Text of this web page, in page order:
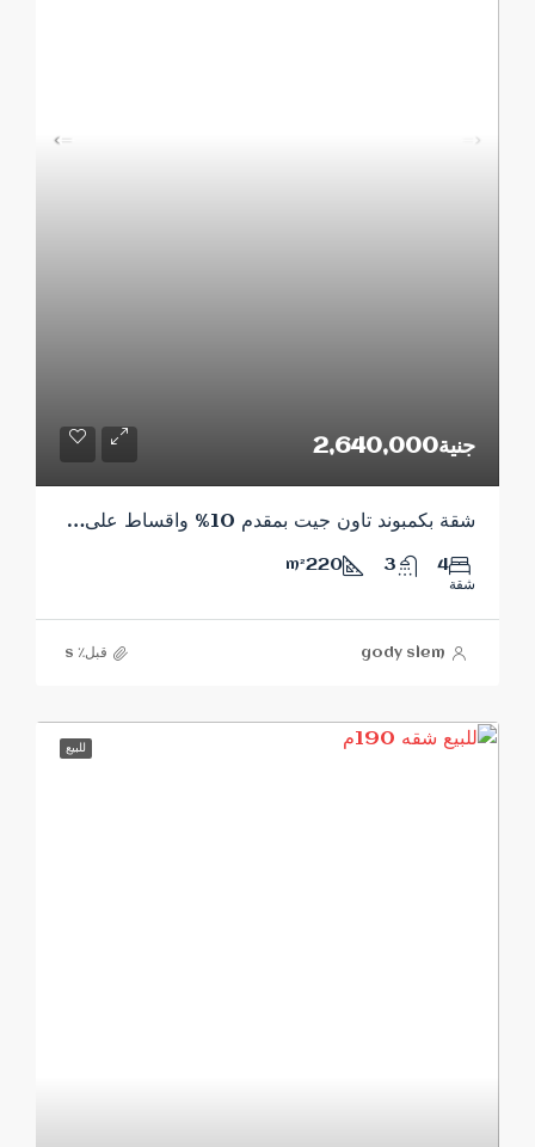
جنية2,640,000
شقة بكمبوند تاون جيت بمقدم 10% واقساط على8 سنوات
4
3
220
m²
شقة
gody slem قبل٪ s
للبيع